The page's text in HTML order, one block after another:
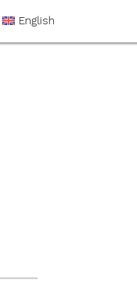
English